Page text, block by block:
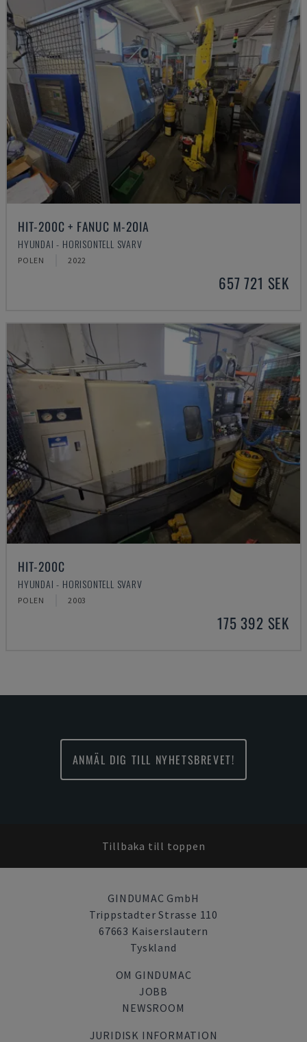
HIT-200C + FANUC M-20IA
HYUNDAI - HORISONTELL SVARV
POLEN 2022
657 721 SEK
HIT-200C
HYUNDAI - HORISONTELL SVARV
POLEN 2003
175 392 SEK
ANMÄL DIG TILL NYHETSBREVET!
Tillbaka till toppen
GINDUMAC GmbH
Trippstadter Strasse 110
67663 Kaiserslautern
Tyskland
OM GINDUMAC
JOBB
NEWSROOM
JURIDISK INFORMATION